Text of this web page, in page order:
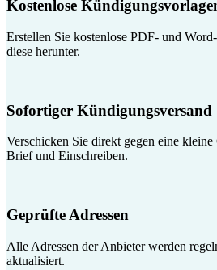
Kostenlose
Erstellen Sie kostenlose PDF- und
diese herunter.
Sofortiger Kündigungsversand
Verschicken Sie direkt gegen eine
Brief und Einschreiben.
Geprüfte Adressen
Alle Adressen der Anbieter werden
aktualisiert.